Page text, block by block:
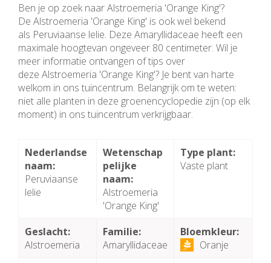
Ben je op zoek naar Alstroemeria 'Orange King'?
De Alstroemeria 'Orange King' is ook wel bekend
als Peruviaanse lelie. Deze Amaryllidaceae heeft een
maximale hoogtevan ongeveer 80 centimeter. Wil je
meer informatie ontvangen of tips over
deze Alstroemeria 'Orange King'? Je bent van harte
welkom in ons tuincentrum. Belangrijk om te weten:
niet alle planten in deze groenencyclopedie zijn (op elk
moment) in ons tuincentrum verkrijgbaar.
Nederlandse
naam:
Peruviaanse
lelie
Wetenschap
pelijke
naam:
Alstroemeria
'Orange King'
Type plant:
Vaste plant
Geslacht:
Alstroemeria
Familie:
Amaryllidaceae
Bloemkleur:
Oranje